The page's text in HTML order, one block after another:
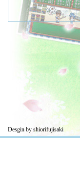
Desgin by shiorifujisaki